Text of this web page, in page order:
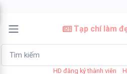
Tạp chí làm
HD đăng ký thành viên
Lọc